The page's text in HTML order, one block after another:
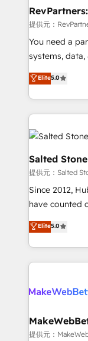
scale. 🏆 HubSpot’s CEO called us “the partner of the
future.”
measurable
提供元：
You need a
systems, data,
bridge the gap
combining
solve the right
only firm in
Accreditations
clients gain a
pipeline
market execution. Why B2B Businesses
Secure: Soc2
starting at $1,5k 💵 -
Scale: Fastest tiering Elite HubSpot Partner 🪴 -
technical agency
Elite5.0
Salted Stone
提供元：Salted
Since 2012,
have counted
management,
solutions that
transform brand
service
winning
marketing
fuel long-term success We
Elite5.0
提供元：